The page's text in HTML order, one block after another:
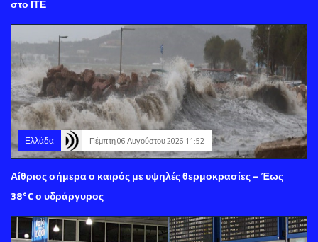
στο ΙΤΕ
Ελλάδα Πέμπτη 06 Αυγούστου 2026 11:52
Αίθριος σήμερα ο καιρός με υψηλές θερμοκρασίες – Έως
38°C ο υδράργυρος